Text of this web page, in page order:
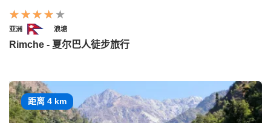
亚洲 浪塘
Rimche - 夏尔巴人徒步旅行
距离 4 km